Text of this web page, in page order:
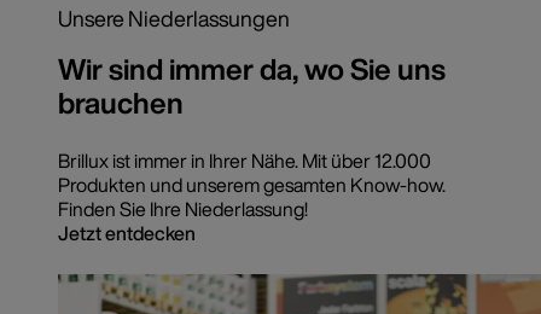
Unsere Niederlassungen
Wir sind immer da, wo Sie uns
brauchen
Brillux ist immer in Ihrer Nähe. Mit über 12.000
Produkten und unserem gesamten Know-how.
Finden Sie Ihre Niederlassung!
Jetzt entdecken